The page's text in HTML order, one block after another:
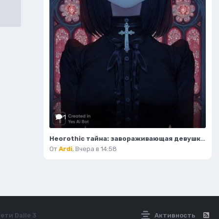
1
Неогothic тайна: завораживающая девушка в соборе под красным лунным светом. Генерация из нейросети Миджорни
От Ardi, Вчера в 14:58
Активность
Dalle 3